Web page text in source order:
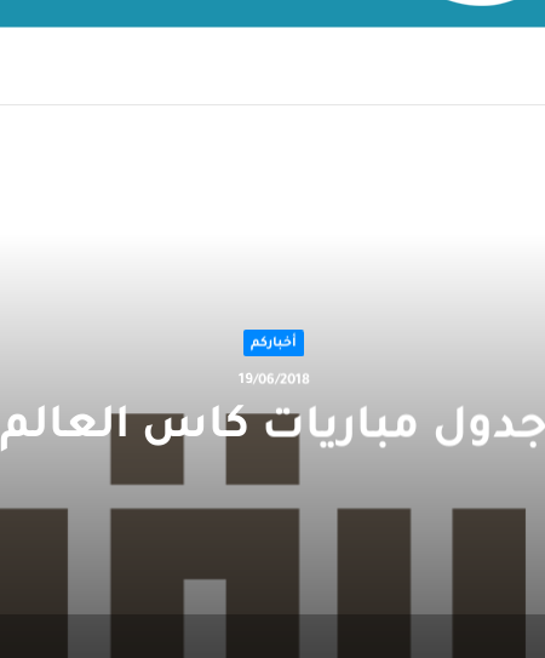
أخباركم
19/06/2018
جدول مباريات كاس العالم